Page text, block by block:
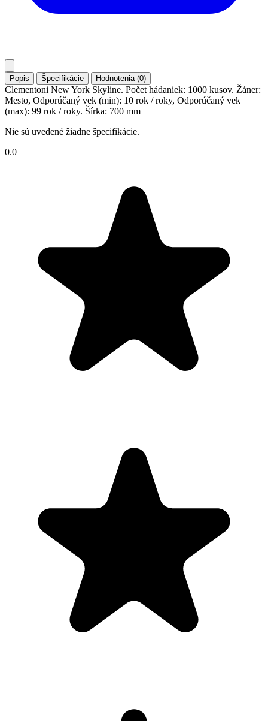
Popis Špecifikácie Hodnotenia (0)
Clementoni New York Skyline. Počet hádaniek: 1000 kusov. Žáner:
Mesto, Odporúčaný vek (min): 10 rok / roky, Odporúčaný vek
(max): 99 rok / roky. Šírka: 700 mm
Nie sú uvedené žiadne špecifikácie.
0.0